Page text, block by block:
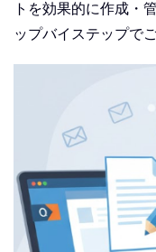
トを効果的に作成・
ップバイステップで